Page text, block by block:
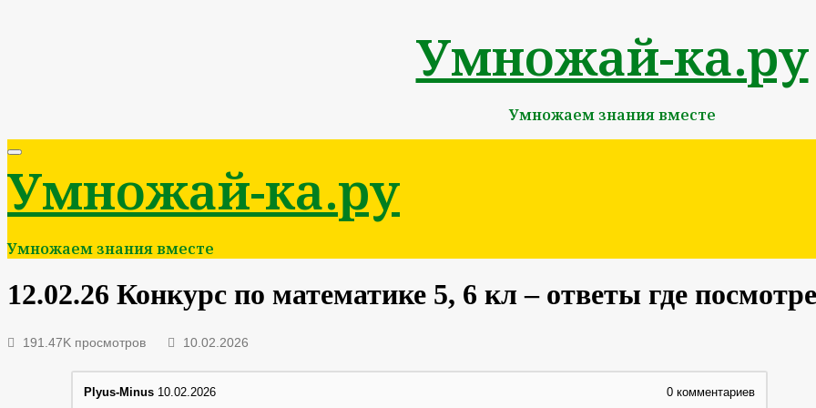
Умножай-ка.ру
Умножаем знания вместе
Умножай-ка.ру
Умножаем знания вместе
12.02.26 Конкурс по математике 5, 6 кл – ответы где
191.47K просмотров 10.02.2026
Plyus-Minus 10.02.2026 0 комментариев